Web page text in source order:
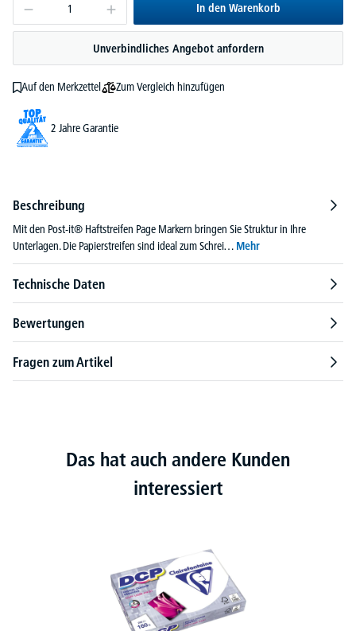
In den Warenkorb
Unverbindliches Angebot anfordern
Auf den Merkzettel Zum Vergleich hinzufügen
2 Jahre Garantie
Beschreibung
Mit den Post-it® Haftstreifen Page Markern bringen Sie Struktur in Ihre
Unterlagen. Die Papierstreifen sind ideal zum Schrei… Mehr
Technische Daten
Bewertungen
Fragen zum Artikel
Das hat auch andere Kunden
interessiert